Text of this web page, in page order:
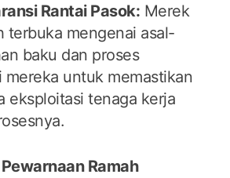
Rantai Pasok: Merek
terbuka mengenai asal-
baku dan proses
mereka untuk memastikan
eksploitasi tenaga kerja
Ramah